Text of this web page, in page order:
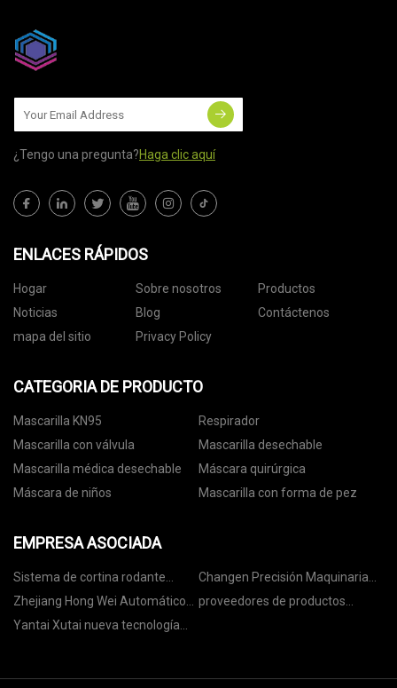
¿Tengo una pregunta?Haga clic aquí
ENLACES RÁPIDOS
Hogar Sobre nosotros
Productos
Noticias
Blog
Contáctenos
mapa del sitio
Privacy Policy
CATEGORIA DE PRODUCTO
Mascarilla KN95
Respirador
Mascarilla con válvula
Mascarilla desechable
Mascarilla médica desechable
Máscara quirúrgica
Máscara de niños
Mascarilla con forma de pez
EMPRESA ASOCIADA
Sistema de cortina rodante
barata
Changen Precisión Maquinaria
Co., Limitado
Zhejiang Hong Wei Automático
Piezas Co., Limitado.
proveedores de productos
Yantai Xutai nueva tecnología